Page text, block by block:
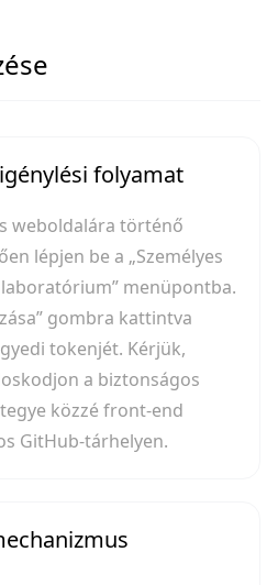
folyamat
weboldalára történő
lépjen be a „Személyes
menüpontba.
gombra kattintva
tokenjét. Kérjük,
a biztonságos
közzé front-end
GitHub-tárhelyen.